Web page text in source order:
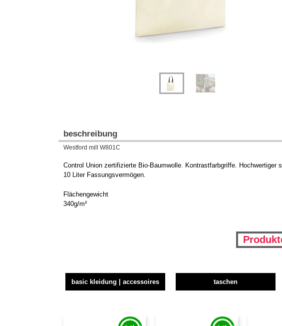
beschreibung
Westford mill W801C
Control Union zertifizierte Bio-Baumwolle. Kontrastfarbgriffe.
10 Liter Fassungsvermögen.
Flächengewicht
340g/m²
basic kleidung | accessoires taschen